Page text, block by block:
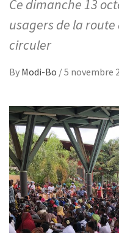
Ce dimanche 13
usagers de la
circuler
By Modi-Bo /5 novembre